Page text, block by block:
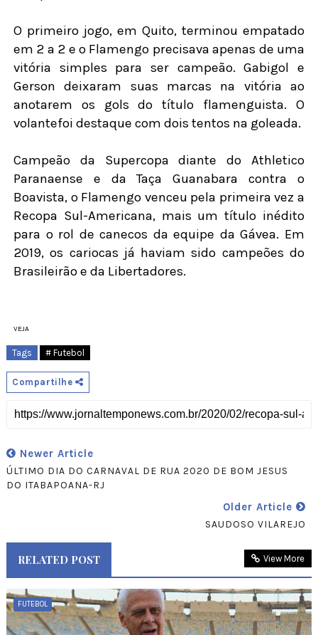
O primeiro jogo, em Quito, terminou empatado
em 2 a 2 e o Flamengo precisava apenas de uma
vitória simples para ser campeão. Gabigol e
Gerson deixaram suas marcas na vitória ao
anotarem os gols do título flamenguista. O
volantefoi destaque com dois tentos na goleada.
Campeão da Supercopa diante do Athletico
Paranaense e da Taça Guanabara contra o
Boavista, o Flamengo venceu pela primeira vez a
Recopa Sul-Americana, mais um título inédito
para o rol de canecos da equipe da Gávea. Em
2019, os cariocas já haviam sido campeões do
Brasileirão e da Libertadores.
VEJA
Tags # Futebol
Compartilhe
Newer Article
ÚLTIMO DIA DO CARNAVAL DE RUA 2020 DE BOM JESUS
DO ITABAPOANA-RJ
Older Article
SAUDOSO VILAREJO
RELATED POST View More
FUTEBOL